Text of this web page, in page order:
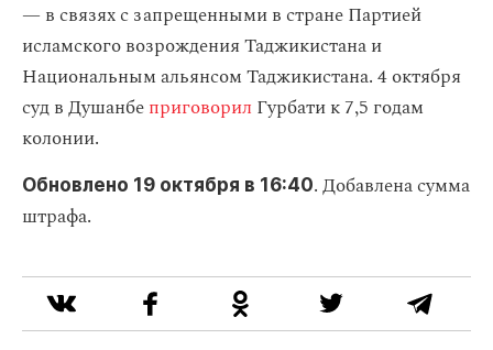
— в связях с запрещенными в стране Партией
исламского возрождения Таджикистана и
Национальным альянсом Таджикистана. 4 октября
суд в Душанбеприговорил Гурбати к 7,5 годам
колонии.
Обновлено 19 октября в 16:40. Добавлена сумма
штрафа.